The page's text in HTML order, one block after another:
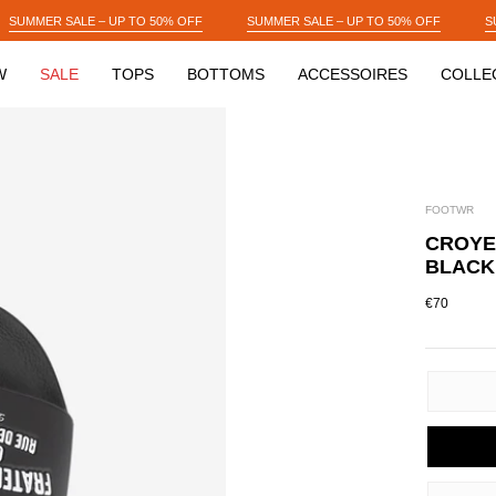
SUMMER SALE – UP TO 50% OFF SUMMER SALE – UP TO 50% OFF
SALE TOPS BOTTOMS ACCESSOIRES
FOOTWR
BLACK
€70